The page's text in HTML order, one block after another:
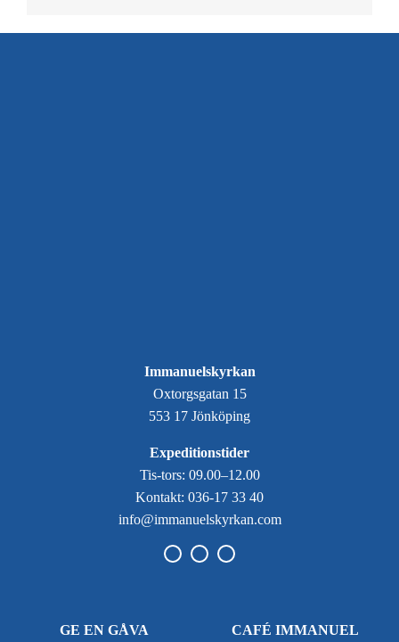
Immanuelskyrkan
Oxtorgsgatan 15
553 17 Jönköping
Expeditionstider
Tis-tors: 09.00–12.00
Kontakt: 036-17 33 40
info@immanuelskyrkan.com
GE EN GÅVA CAFÉ IMMANUEL